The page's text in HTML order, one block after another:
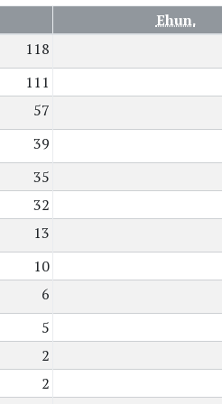
Ehun.
118
111
57
39
35
32
13
10
6
5
2
2